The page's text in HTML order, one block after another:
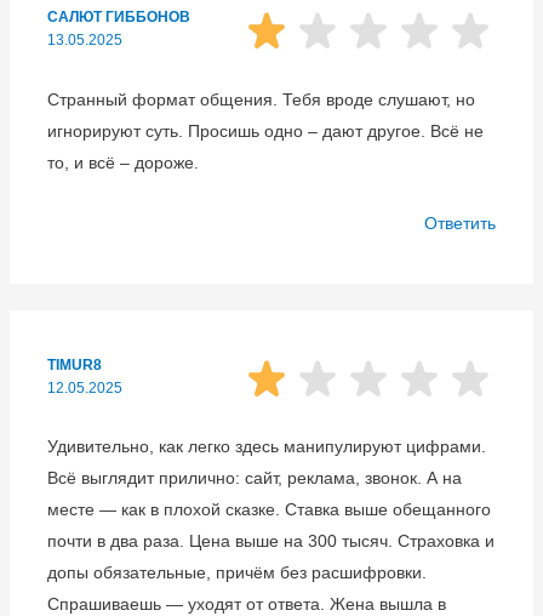
САЛЮТ ГИББОНОВ
13.05.2025
Странный формат общения. Тебя вроде слушают, но
игнорируют суть. Просишь одно – дают другое. Всё не
то, и всё – дороже.
Ответить
TIMUR8
12.05.2025
Удивительно, как легко здесь манипулируют цифрами.
Всё выглядит прилично: сайт, реклама, звонок. А на
месте — как в плохой сказке. Ставка выше обещанного
почти в два раза. Цена выше на 300 тысяч. Страховка и
допы обязательные, причём без расшифровки.
Спрашиваешь — уходят от ответа. Жена вышла в